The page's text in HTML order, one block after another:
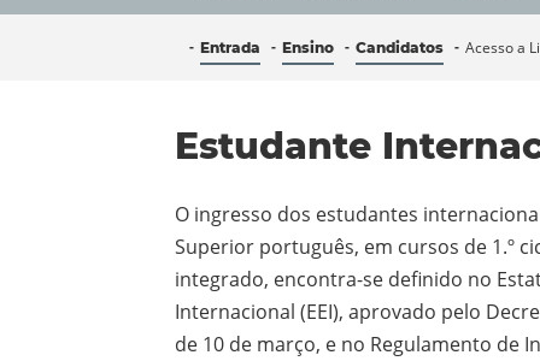
Entrada Ensino Candidatos Acesso a
Estudante
O ingresso dos estudantes
Superior português, em cursos de 1.º
integrado, encontra-se definido no
Internacional (EEI), aprovado pelo
de 10 de março, e no Regulamento de